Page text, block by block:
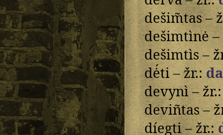
dešim̃tas –
dešimtìnė
dešimtìs –
dė́ti – žr.:
devynì –
deviñtas –
díegti – žr.: